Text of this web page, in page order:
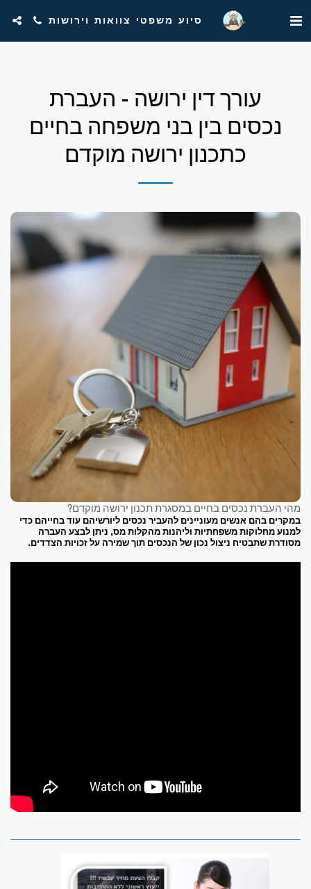
סיוע משפטי צוואות וירושות
עורך דין ירושה - העברת
נכסים בין בני משפחה בחיים
כתכנון ירושה מוקדם
מהי העברת נכסים בחיים במסגרת תכנון ירושה מוקדם?
במקרים בהם אנשים מעוניינים להעביר נכסים ליורשיהם עוד בחייהם כדי
למנוע מחלוקות משפחתיות וליהנות מהקלות מס, ניתן לבצע העברה
מסודרת שתבטיח ניצול נכון של הנכסים תוך שמירה על זכויות הצדדים.